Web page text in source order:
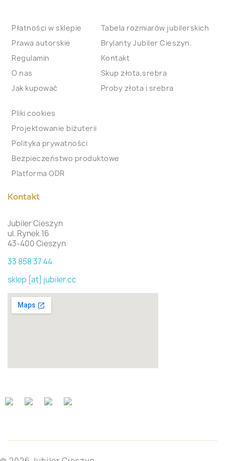
Płatności w sklepie
Prawa autorskie
Regulamin
O nas
Jak kupować
Tabela rozmiarów jubilerskich
Brylanty Jubiler Cieszyn.
Kontakt
Skup złota,srebra
Proby złota i srebra
Pliki cookies
Projektowanie biżuterii
Polityka prywatności
Bezpieczeństwo produktowe
Platforma ODR
Kontakt
Jubiler Cieszyn
ul. Rynek 16
43-400 Cieszyn
33 858 37 44
sklep [at] jubiler.cc